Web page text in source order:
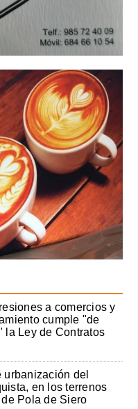
a comercios y
cumple "de
la Ley de Contratos
del
en los terrenos
Pola de Siero